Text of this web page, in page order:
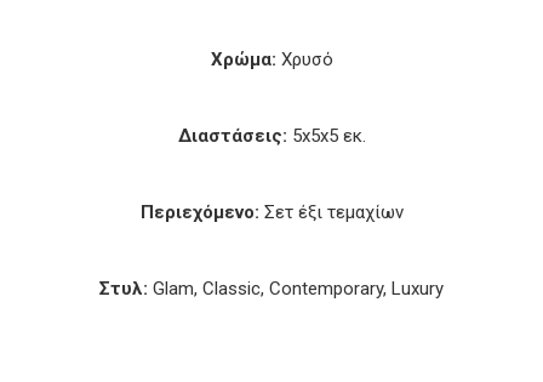
Χρώμα: Χρυσό
Διαστάσεις: 5x5x5 εκ.
Περιεχόμενο: Σετ έξι τεμαχίων
Στυλ: Glam, Classic, Contemporary, Luxury